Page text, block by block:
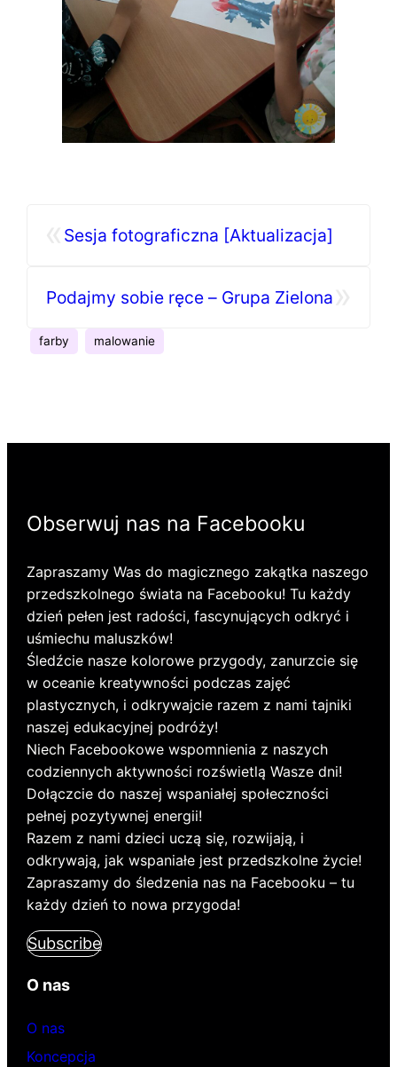
Sesja fotograficzna [Aktualizacja]
Podajmy sobie ręce – Grupa Zielona
farby malowanie
Obserwuj nas na Facebooku
Zapraszamy Was do magicznego zakątka naszego
przedszkolnego świata na Facebooku! Tu każdy
dzień pełen jest radości, fascynujących odkryć i
uśmiechu maluszków!
Śledźcie nasze kolorowe przygody, zanurzcie się
w oceanie kreatywności podczas zajęć
plastycznych, i odkrywajcie razem z nami tajniki
naszej edukacyjnej podróży!
Niech Facebookowe wspomnienia z naszych
codziennych aktywności rozświetlą Wasze dni!
Dołączcie do naszej wspaniałej społeczności
pełnej pozytywnej energii!
Razem z nami dzieci uczą się, rozwijają, i
odkrywają, jak wspaniałe jest przedszkolne życie!
Zapraszamy do śledzenia nas na Facebooku – tu
każdy dzień to nowa przygoda!
Subscribe
O nas
O nas
Koncepcja